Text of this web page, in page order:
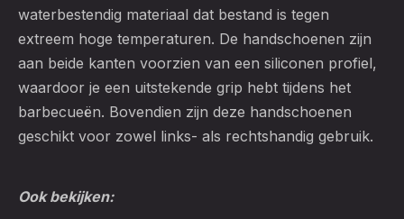
waterbestendig materiaal dat bestand is tegen
extreem hoge temperaturen. De handschoenen zijn
aan beide kanten voorzien van een siliconen profiel,
waardoor je een uitstekende grip hebt tijdens het
barbecueën. Bovendien zijn deze handschoenen
geschikt voor zowel links- als rechtshandig gebruik.
Ook bekijken: